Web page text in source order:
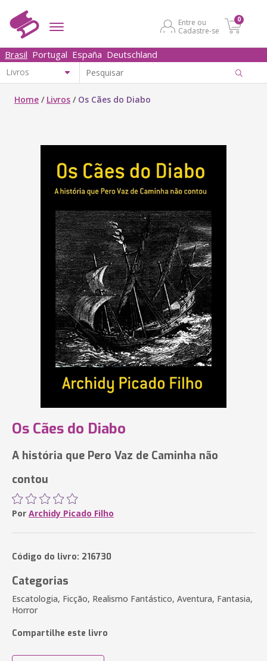
Entre ou
Cadastre-se
0
Brasil Portugal España Deutschland
Home / Livros / Os Cães do Diabo
Os Cães do Diabo
A história que Pero Vaz de Caminha não
contou
Por Archidy Picado Filho
Código do livro: 216730
Categorias
Escatologia, Ficção, Realismo Fantástico, Aventura, Fantasia,
Horror
Compartilhe este livro